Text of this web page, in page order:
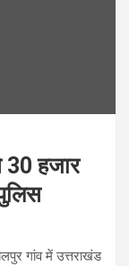
30 हजार
गांव में उत्तराखंड